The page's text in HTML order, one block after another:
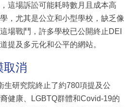
這場訴訟可能耗時數月且成本高
，尤其是公立和小型學校，缺乏像
場戰鬥，許多學校已公開終止DEI
提及多元化和公平的網站。
取消
生研究院終止了約780項提及公
健康、LGBTQ群體和Covid-19的